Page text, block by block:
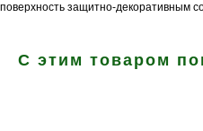
поверхность защитно-декоративным
С этим товаром